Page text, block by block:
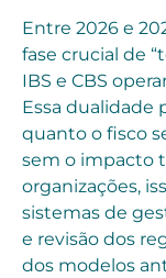
Entre 2026 e
fase crucial de
IBS e CBS
Essa dualidade
quanto o fisco
sem o impacto
organizações,
sistemas de
e revisão dos
dos modelos